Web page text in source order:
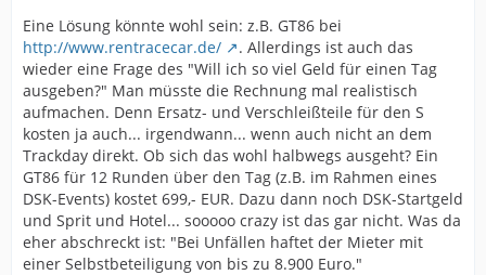
Eine Lösung könnte wohl sein: z.B. GT86 bei
http://www.rentracecar.de/
. Allerdings ist auch das
wieder eine Frage des "Will ich so viel Geld für einen Tag
ausgeben?" Man müsste die Rechnung mal realistisch
aufmachen. Denn Ersatz- und Verschleißteile für den S
kosten ja auch... irgendwann... wenn auch nicht an dem
Trackday direkt. Ob sich das wohl halbwegs ausgeht? Ein
GT86 für 12 Runden über den Tag (z.B. im Rahmen eines
DSK-Events) kostet 699,- EUR. Dazu dann noch DSK-Startgeld
und Sprit und Hotel... sooooo crazy ist das gar nicht. Was da
eher abschreckt ist: "Bei Unfällen haftet der Mieter mit
einer Selbstbeteiligung von bis zu 8.900 Euro."